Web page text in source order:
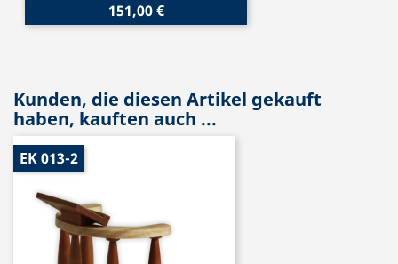
151,00 €
Kunden, die diesen Artikel gekauft
haben, kauften auch ...
EK 013-2